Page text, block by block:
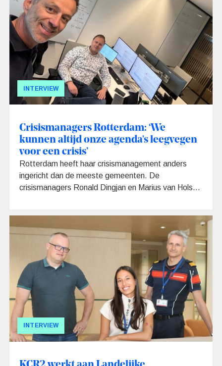
INTERVIEW
Crisismanagers Rotterdam: ‘We
kunnen altijd onze agenda's leegvegen
voor een crisis’
Rotterdam heeft haar crisismanagement anders
ingericht dan de meeste gemeenten. De
crisismanagers Ronald Dingjan en Marius van Holst,
de NAVO-top en een quarantainedorp dat in enkele
dagen uit de grond werd gestampt.
INTERVIEW